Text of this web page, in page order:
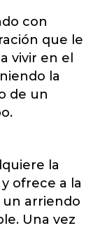
con
que le
vivir en el
la
de un
la
ofrece a la
un arriendo
Una vez